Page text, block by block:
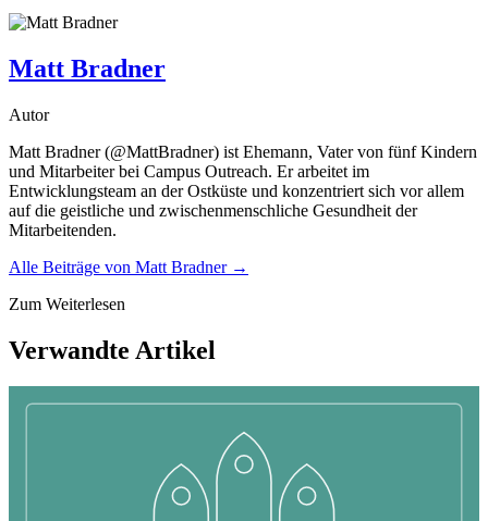
Matt Bradner
Autor
Matt Bradner (@MattBradner) ist Ehemann, Vater von fünf Kindern
und Mitarbeiter bei Campus Outreach. Er arbeitet im
Entwicklungsteam an der Ostküste und konzentriert sich vor allem
auf die geistliche und zwischenmenschliche Gesundheit der
Mitarbeitenden.
Alle Beiträge von Matt Bradner→
Zum Weiterlesen
Verwandte Artikel